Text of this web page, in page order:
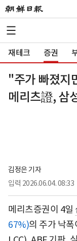
재테크 증권
"주가 빠졌지
메리츠證, 삼
김정은 기자
입력 2026.06.04. 08:33
메리츠증권이 4일
67%)의 주가 낙